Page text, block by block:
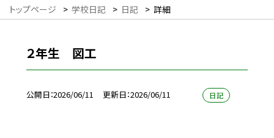
トップページ > 学校日記 > 日記 > 詳細
２年生 図工
公開日 2026/06/11 更新日 2026/06/11 日記